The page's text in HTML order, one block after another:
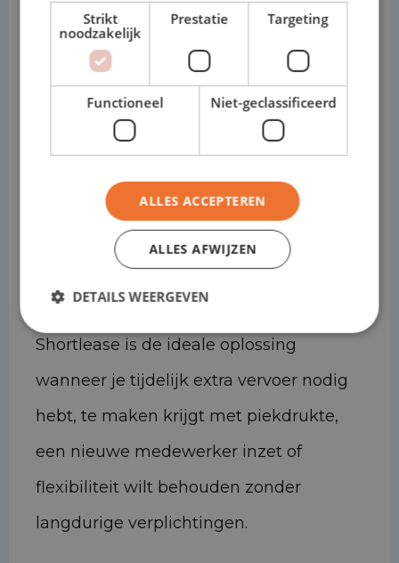
laadruimte
• Breed inzetbaar voor diverse zakelijke
• Wendbaar en overzichtelijk, ideaal voor
stedelijk gebruik
• Leverbaar met plug-in hybride
techniek voor lagere verbruikskosten
Shortlease 1–12 maanden
Shortlease is de ideale oplossing
wanneer je tijdelijk extra vervoer nodig
hebt, te maken krijgt met piekdrukte,
een nieuwe medewerker inzet of
flexibiliteit wilt behouden zonder
langdurige verplichtingen.
Strikt
noodzakelijk
Prestatie Targeting
Functioneel Niet-geclassificeerd
ALLES ACCEPTEREN
ALLES AFWIJZEN
DETAILS WEERGEVEN